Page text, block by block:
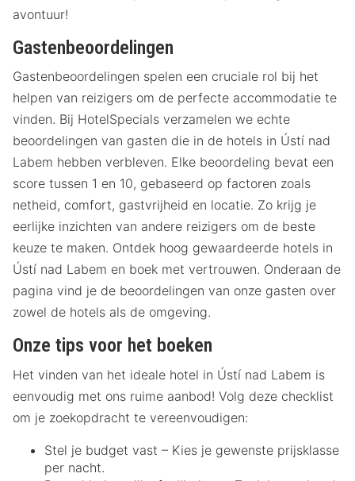
avontuur!
Gastenbeoordelingen
Gastenbeoordelingen spelen een cruciale rol bij het
helpen van reizigers om de perfecte accommodatie te
vinden. Bij HotelSpecials verzamelen we echte
beoordelingen van gasten die in de hotels in Ústí nad
Labem hebben verbleven. Elke beoordeling bevat een
score tussen 1 en 10, gebaseerd op factoren zoals
netheid, comfort, gastvrijheid en locatie. Zo krijg je
eerlijke inzichten van andere reizigers om de beste
keuze te maken. Ontdek hoog gewaardeerde hotels in
Ústí nad Labem en boek met vertrouwen. Onderaan de
pagina vind je de beoordelingen van onze gasten over
zowel de hotels als de omgeving.
Onze tips voor het boeken
Het vinden van het ideale hotel in Ústí nad Labem is
eenvoudig met ons ruime aanbod! Volg deze checklist
om je zoekopdracht te vereenvoudigen:
Stel je budget vast – Kies je gewenste prijsklasse
per nacht.